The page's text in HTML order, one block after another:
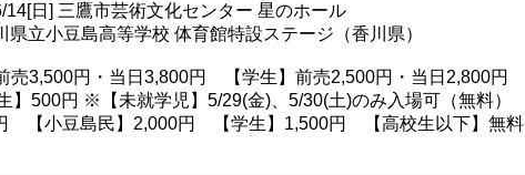
14[日] 三鷹市芸術文化センター 星のホール
立小豆島高等学校 体育館特設ステージ（香川県）
売3,500円・当日3,800円 【学生】前売2,500円・当日2,800円
】500円 ※【未就学児】5/29(金)、5/30(土)のみ入場可（無料）
【小豆島民】2,000円 【学生】1,500円 【高校生以下】無料